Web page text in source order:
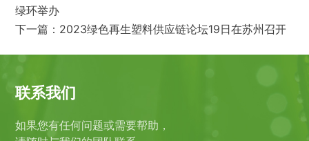
绿环举办
下一篇： 2023绿色再生塑料供应链论坛19日在苏州召开
联系我们
如果您有任何问题或需要帮助，